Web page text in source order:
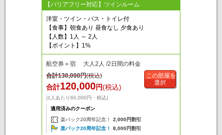
【バリアフリー対応】ツインルーム
洋室・ツイン・バス・トイレ付
【食事】朝食あり 昼食なし 夕食あり
【人数】1人 ～ 2人
【ポイント】1%
航空券＋宿 大人2人 /2日間の料金
合計130,000円(税込)
合計120,000円(税込)
(1人あたり60,000円・税込)
適用済みのクーポン
楽パック20周年記念！
2,000円割引
楽パック20周年記念！
8,000円割引
この部屋を
選択